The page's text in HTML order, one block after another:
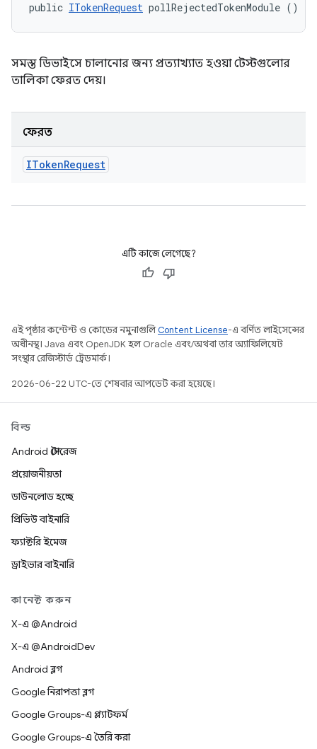
public ITokenRequest pollRejectedTokenModule ()
সমস্ত ডিভাইসে চালানোর জন্য প্রত্যাখ্যাত হওয়া টেস্টগুলোর
তালিকা ফেরত দেয়।
ফেরত
ITokenRequest
এটি কাজে লেগেছে?
এই পৃষ্ঠার কন্টেন্ট ও কোডের নমুনাগুলিContent License-এ বর্ণিত লাইসেন্সের
অধীনস্থ। Java এবং OpenJDK হল Oracle এবং/অথবা তার অ্যাফিলিয়েট
সংস্থার রেজিস্টার্ড ট্রেডমার্ক।
2026-06-22 UTC-তে শেষবার আপডেট করা হয়েছে।
বিল্ড
Android স্টোরেজ
প্রয়োজনীয়তা
ডাউনলোড হচ্ছে
প্রিভিউ বাইনারি
ফ্যাক্টরি ইমেজ
ড্রাইভার বাইনারি
কানেক্ট করুন
X-এ @Android
X-এ @AndroidDev
Android ব্লগ
Google নিরাপত্তা ব্লগ
Google Groups-এ প্ল্যাটফর্ম
Google Groups-এ তৈরি করা